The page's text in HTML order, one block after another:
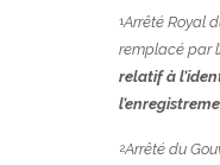
1Arrêté Royal
remplacé par
relatif à
2Arrêté du